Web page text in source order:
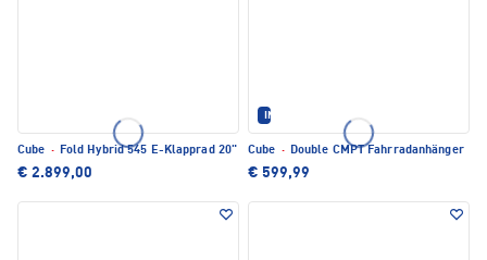
Cube · Fold Hybrid 545 E-Klapprad 20"
€ 2.899,00
IM SET ERHÄLTLICH
Cube · Double CMPT Fahrradanhänger
€ 599,99